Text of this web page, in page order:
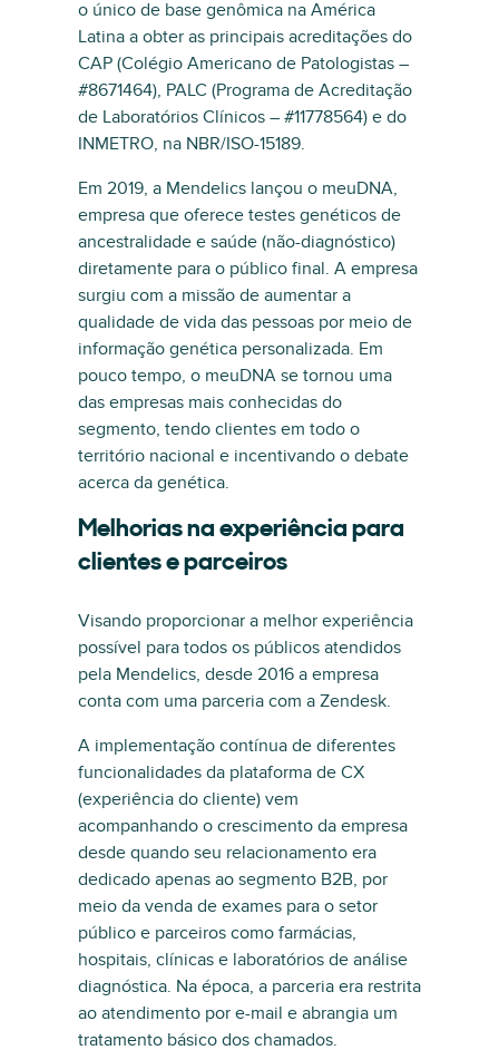
o único de base genômica na América
Latina a obter as principais acreditações do
CAP (Colégio Americano de Patologistas –
#8671464), PALC (Programa de Acreditação
de Laboratórios Clínicos – #11778564) e do
INMETRO, na NBR/ISO-15189.
Em 2019, a Mendelics lançou o meuDNA,
empresa que oferece testes genéticos de
ancestralidade e saúde (não-diagnóstico)
diretamente para o público final. A empresa
surgiu com a missão de aumentar a
qualidade de vida das pessoas por meio de
informação genética personalizada. Em
pouco tempo, o meuDNA se tornou uma
das empresas mais conhecidas do
segmento, tendo clientes em todo o
território nacional e incentivando o debate
acerca da genética.
Melhorias na experiência para
clientes e parceiros
Visando proporcionar a melhor experiência
possível para todos os públicos atendidos
pela Mendelics, desde 2016 a empresa
conta com uma parceria com a Zendesk.
A implementação contínua de diferentes
funcionalidades da plataforma de CX
(experiência do cliente) vem
acompanhando o crescimento da empresa
desde quando seu relacionamento era
dedicado apenas ao segmento B2B, por
meio da venda de exames para o setor
público e parceiros como farmácias,
hospitais, clínicas e laboratórios de análise
diagnóstica. Na época, a parceria era restrita
ao atendimento por e-mail e abrangia um
tratamento básico dos chamados.